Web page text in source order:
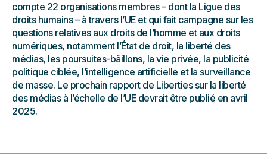
compte 22 organisations membres – dont la Ligue des
droits humains – à travers l’UE et qui fait campagne sur les
questions relatives aux droits de l’homme et aux droits
numériques, notamment l’État de droit, la liberté des
médias, les poursuites-bâillons, la vie privée, la publicité
politique ciblée, l’intelligence artificielle et la surveillance
de masse. Le prochain rapport de Liberties sur la liberté
des médias à l’échelle de l’UE devrait être publié en avril
2025.